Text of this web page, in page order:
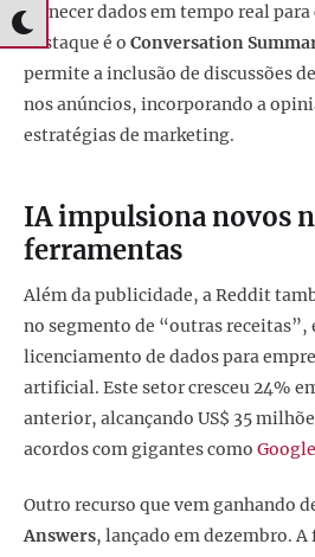
fornecer dados em tempo real para
destaque é o Conversation
permite a inclusão de discussões
nos anúncios, incorporando a
estratégias de marketing.
IA impulsiona novos
ferramentas
Além da publicidade, a Reddit
no segmento de “outras receitas”,
licenciamento de dados para
artificial. Este setor cresceu 24%
anterior, alcançando US$ 35
acordos com gigantes como Google
Outro recurso que vem ganhando
Answers, lançado em dezembro.